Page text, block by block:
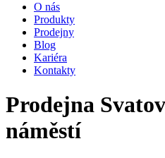
O nás
Produkty
Prodejny
Blog
Kariéra
Kontakty
Prodejna
náměstí